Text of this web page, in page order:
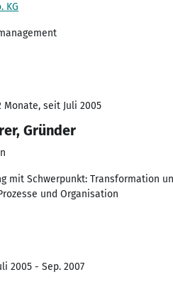
KG
Monate, seit Juli 2005
Gründer
mit Schwerpunkt: Transformation
und Organisation
2005 - Sep. 2007